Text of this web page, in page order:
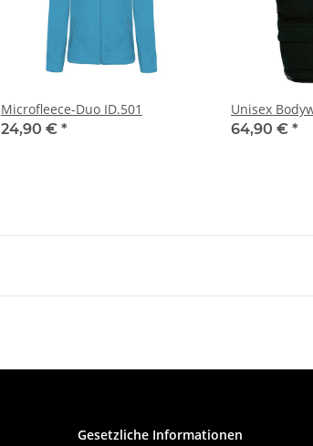
Microfleece-Duo ID.501
24,90 € *
Unisex
64,90 € *
Gesetzliche Informationen